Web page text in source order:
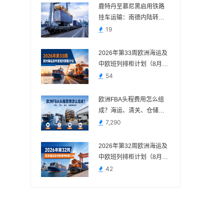
鹿特丹至慕尼黑启用铁路
挂车运输：南德内陆转运
多一种组合方案
19
2026年第33周欧洲海运及
中欧班列排柜计划（8月10
日—8月16日）
54
欧洲FBA头程费用怎么组
成？海运、清关、仓储与
派送费用说明
7,290
2026年第32周欧洲海运及
中欧班列排柜计划（8月3
日—8月9日）
42